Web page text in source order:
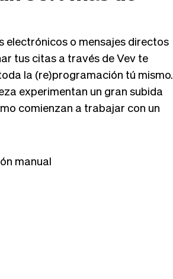
electrónicos o mensajes directos
tus citas a través de Vev te
la (re)programación tú mismo.
experimentan un gran subida
comienzan a trabajar con un
manual